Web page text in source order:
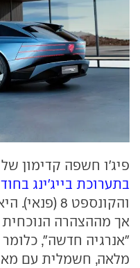
פיג'ו חשפה קדימון של
בתערוכת בייג'ינג
והקונספט 8
אך מההצהרה הנוכחית
"אנרגיה חדשה",
מלאה, חשמלית עם